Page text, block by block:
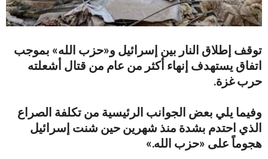
توقف إطلاق النار بين إسرائيل و«حزب الله» بموجب
اتفاق يستهدف إنهاء أكثر من عام من قتال أشعلته
حرب غزة.
وفيما يلي بعض الجوانب الرئيسية من تكلفة الصراع
الذي احتدم بشدة منذ شهرين حين شنت إسرائيل
هجوماً على «حزب الله.»